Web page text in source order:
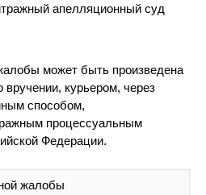
апелляционный суд
может быть произведена
курьером, через
способом,
процессуальным
Федерации.
жалобы